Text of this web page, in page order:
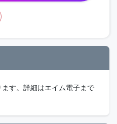
す。詳細はエイム電子まで